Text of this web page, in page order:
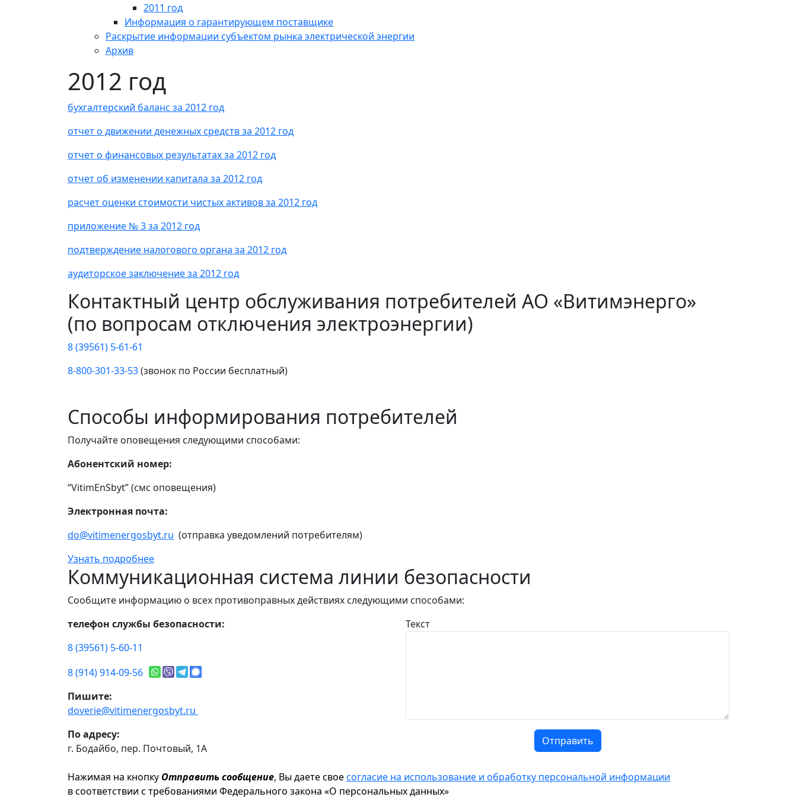
2011 год
Информация о гарантирующем поставщике
Раскрытие информации субъектом рынка электрической энергии
Архив
2012 год
бухгалтерский баланс за 2012 год
отчет о движении денежных средств за 2012 год
отчет о финансовых результатах за 2012 год
отчет об изменении капитала за 2012 год
расчет оценки стоимости чистых активов за 2012 год
приложение № 3 за 2012 год
подтверждение налогового органа за 2012 год
аудиторское заключение за 2012 год
Контактный центр обслуживания потребителей АО «Витимэнерго»
(по вопросам отключения электроэнергии)
8 (39561) 5-61-61
8-800-301-33-53(звонок по России бесплатный)
Способы информирования потребителей
Получайте оповещения следующими способами:
Абонентский номер:
“VitimEnSbyt” (смс оповещения)
Электронная почта:
do@vitimenergosbyt.ru (отправка уведомлений потребителям)
Узнать подробнее
Коммуникационная система линии безопасности
Сообщите информацию о всех противоправных действиях следующими способами:
телефон службы безопасности:
8 (39561) 5-60-11
8 (914) 914-09-56
Пишите:
doverie@vitimenergosbyt.ru
По адресу:
г. Бодайбо, пер. Почтовый, 1А
Текст
Отправить
Нажимая на кнопку Отправить сообщение, Вы даете своесогласие на использование и обработку персональной информации
в соответствии с требованиями Федерального закона «О персональных данных»